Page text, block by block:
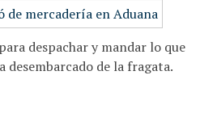
despachar y mandar lo que
desembarcado de la fragata.